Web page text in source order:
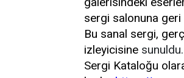
sergi salonuna
Bu sanal sergi,
izleyicisine sunuldu.
Sergi Kataloğu